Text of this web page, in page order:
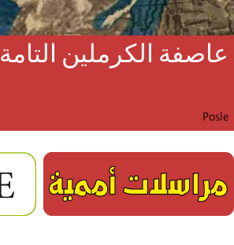
عاصفة الكرملين التامة
Posle